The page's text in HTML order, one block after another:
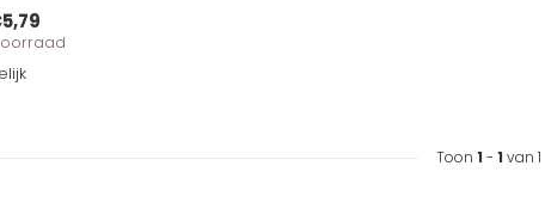
Toon 1 - 1 van 1